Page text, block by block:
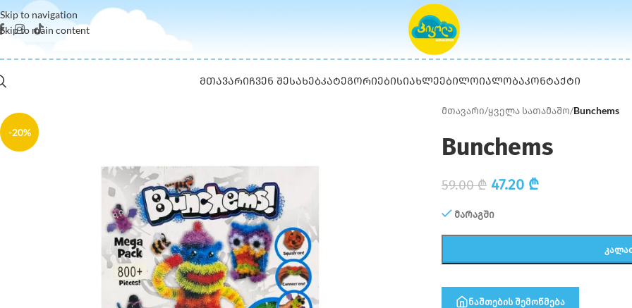
Skip to navigation
Skip to main content
ᲛᲗᲐᲕᲐᲠᲘᲩᲕᲔᲜ ᲨᲔᲡᲐᲮᲔᲑᲙᲐᲢᲔᲒᲝᲠᲘᲔᲑᲘᲡᲘᲐᲮᲚᲔᲔᲑᲘᲚᲝᲘᲐᲚᲝᲑᲐᲙᲝᲜᲢᲐᲥᲢᲘ
-20%
მთავარი/ყველა სათამაშო/Bunchems
Bunchems
59.00₾ 47.20 ₾
მარაგში
ნაშთების შემოწმება